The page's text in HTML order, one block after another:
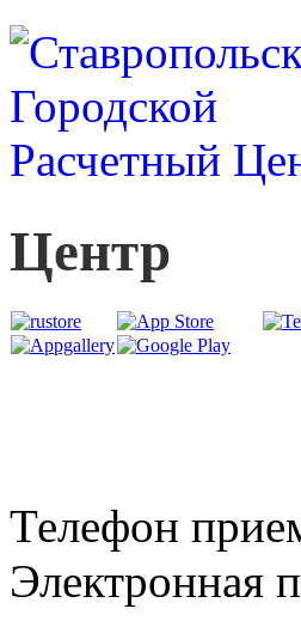
Центр
Телефон
Электронная